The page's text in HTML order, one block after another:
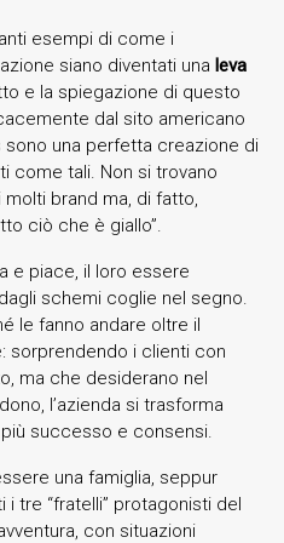
esempi di come i
siano diventati una leva
e la spiegazione di questo
dal sito americano
sono una perfetta creazione di
come tali. Non si trovano
brand ma, di fatto,
ciò che è giallo”.
e piace, il loro essere
schemi coglie nel segno.
le fanno andare oltre il
sorprendendo i clienti con
ma che desiderano nel
l’azienda si trasforma
successo e consensi.
una famiglia, seppur
tre “fratelli” protagonisti del
con situazioni